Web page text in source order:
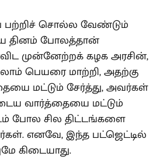
சொல்ல வேண்டும்
தினம் போலத்தான்
முன்னேற்றக் கழக அரசின்,
பெயரை மாற்றி, அதற்கு
மட்டும் சேர்த்து, அவர்கள்
வார்த்தையை மட்டும்
போல சில திட்டங்களை
எனவே, இந்த பட்ஜெட்டில்
கிடையாது.